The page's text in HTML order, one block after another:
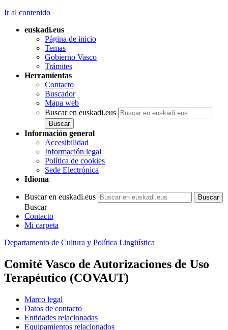
Ir al contenido
euskadi.eus
Página de inicio
Temas
Gobierno Vasco
Trámites
Herramientas
Contacto
Buscador
Mapa web
Buscar en euskadi.eus
Información general
Accesibilidad
Información legal
Política de cookies
Sede Electrónica
Idioma
Buscar en euskadi.eus
Buscar
Contacto
Mi carpeta
Departamento de Cultura y Política Lingüística
Comité Vasco de Autorizaciones de Uso
Terapéutico (COVAUT)
Marco legal
Datos de contacto
Entidades relacionadas
Equipamientos relacionados